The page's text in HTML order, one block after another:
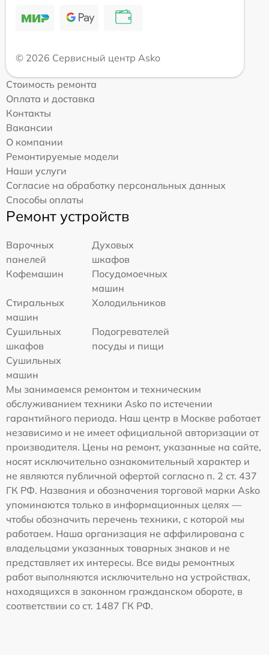
© 2026 Сервисный центр Asko
Стоимость ремонта
Оплата и доставка
Контакты
Вакансии
О компании
Ремонтируемые модели
Наши услуги
Согласие на обработку персональных данных
Способы оплаты
Ремонт устройств
Варочных
панелей
Духовых
шкафов
Кофемашин
Посудомоечных
машин
Стиральных
машин
Холодильников
Сушильных
шкафов
Подогревателей
посуды и пищи
Сушильных
машин
Мы занимаемся ремонтом и техническим
обслуживанием техники Asko по истечении
гарантийного периода. Наш центр в Москве работает
независимо и не имеет официальной авторизации от
производителя. Цены на ремонт, указанные на сайте,
носят исключительно ознакомительный характер и
не являются публичной офертой согласно п. 2 ст. 437
ГК РФ. Названия и обозначения торговой марки Asko
упоминаются только в информационных целях —
чтобы обозначить перечень техники, с которой мы
работаем. Наша организация не аффилирована с
владельцами указанных товарных знаков и не
представляет их интересы. Все виды ремонтных
работ выполняются исключительно на устройствах,
находящихся в законном гражданском обороте, в
соответствии со ст. 1487 ГК РФ.